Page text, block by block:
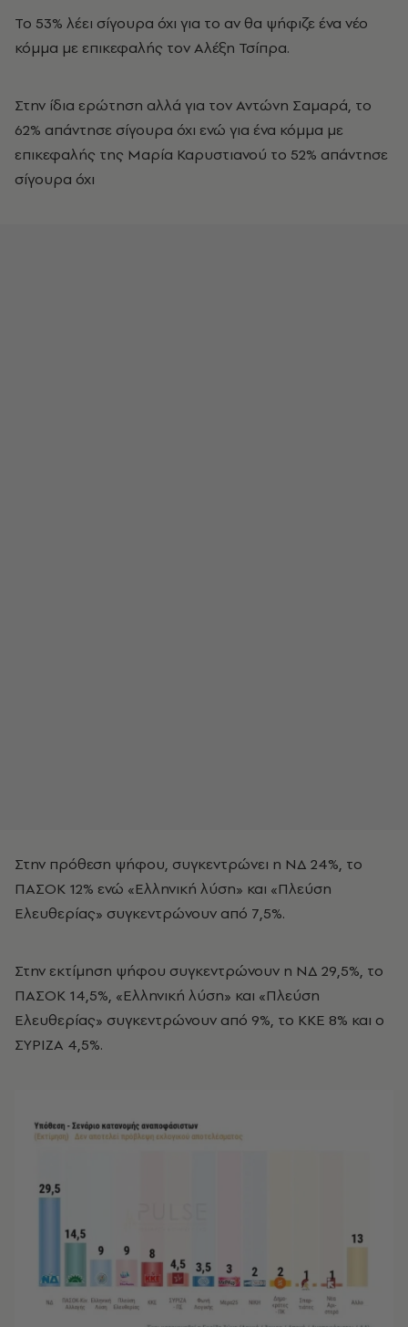
Το 53% λέει σίγουρα όχι για το αν θα ψήφιζε ένα νέο
κόμμα με επικεφαλής τον Αλέξη Τσίπρα.
Στην ίδια ερώτηση αλλά για τον Αντώνη Σαμαρά, το
62% απάντησε σίγουρα όχι ενώ για ένα κόμμα με
επικεφαλής της Μαρία Καρυστιανού το 52% απάντησε
σίγουρα όχι
Στην πρόθεση ψήφου, συγκεντρώνει η ΝΔ 24%, το
ΠΑΣΟΚ 12% ενώ «Ελληνική λύση» και «Πλεύση
Ελευθερίας» συγκεντρώνουν από 7,5%.
Στην εκτίμηση ψήφου συγκεντρώνουν η ΝΔ 29,5%, το
ΠΑΣΟΚ 14,5%, «Ελληνική λύση» και «Πλεύση
Ελευθερίας» συγκεντρώνουν από 9%, το ΚΚΕ 8% και ο
ΣΥΡΙΖΑ 4,5%.